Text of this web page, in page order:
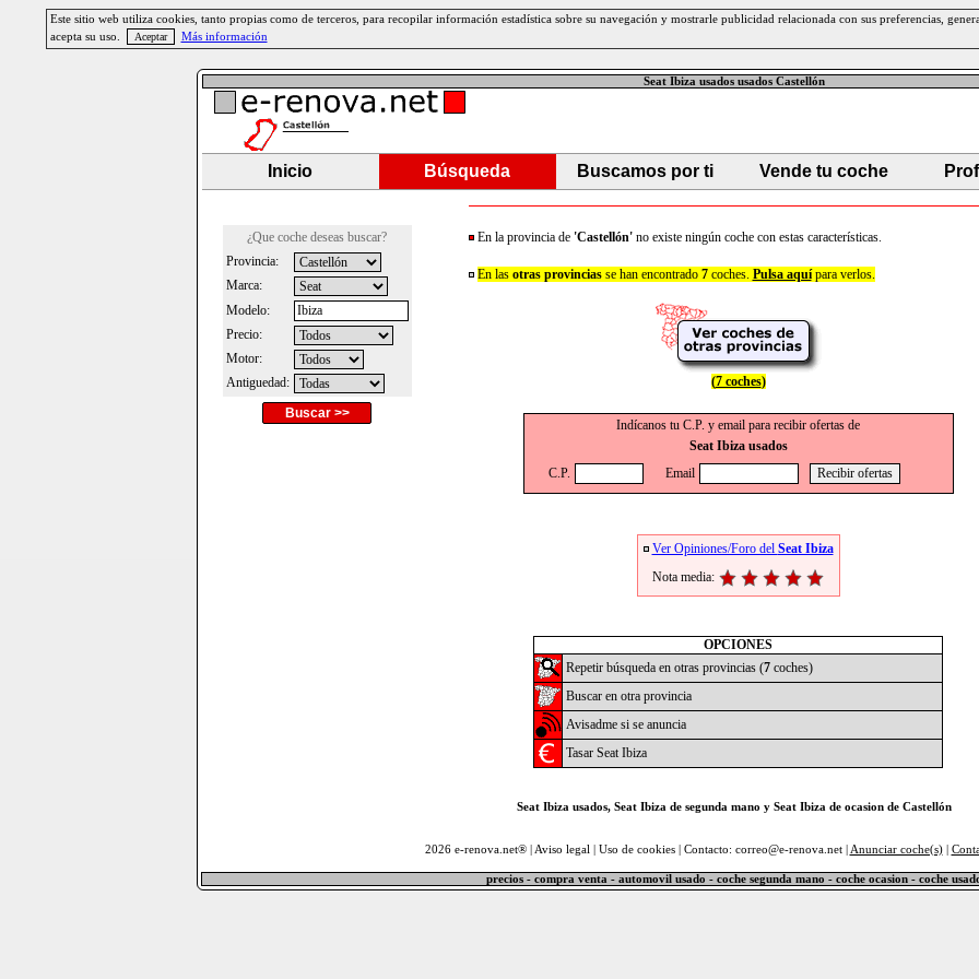
Este sitio web utiliza cookies, tanto propias como de terceros, para recopilar información estadística sobre su navegación y mostrarle publicidad relacionada con sus preferencias,
acepta su uso.
Más información
Seat Ibiza usados usados Castellón
Inicio Búsqueda Buscamos por ti Vende tu coche
¿Que coche deseas buscar?
Provincia:
Marca:
Modelo:
Precio:
Motor:
Antiguedad:
Buscar >>
En la provincia de 'Castellón'no existe ningún coche con estas características.
En las otras provinciasse han encontrado 7coches. Pulsa aquípara verlos.
(7 coches)
Indícanos tu C.P. y email para recibir ofertas de
Seat Ibiza usados
C.P.
Email
Ver Opiniones/Foro del Seat Ibiza
Nota media:
OPCIONES
Repetir búsqueda en otras provincias (7 coches)
Buscar en otra provincia
Avisadme si se anuncia
Tasar Seat Ibiza
Seat Ibiza usados, Seat Ibiza de segunda mano y Seat Ibiza de ocasion de Castellón
2026 e-renova.net® | Aviso legal Uso de cookies| Contacto: correo@e-renova.net | Anunciar coche(s)|
precios - compra venta - automovil usado - coche segunda mano - coche ocasion - coche